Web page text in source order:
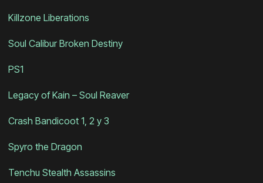
Killzone Liberations
Soul Calibur Broken Destiny
PS1
Legacy of Kain – Soul Reaver
Crash Bandicoot 1, 2 y 3
Spyro the Dragon
Tenchu Stealth Assassins